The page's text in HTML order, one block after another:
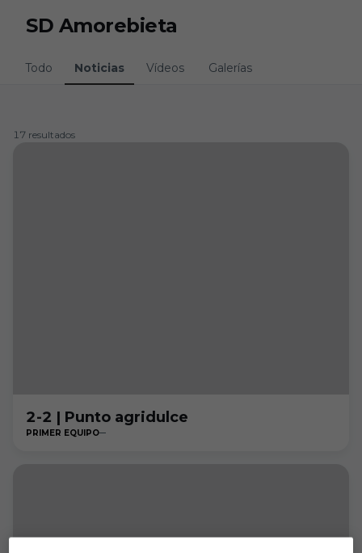
SD Amorebieta
Todo Noticias Vídeos Galerías
17 resultados
2-2 | Punto agridulce
PRIMER EQUIPO